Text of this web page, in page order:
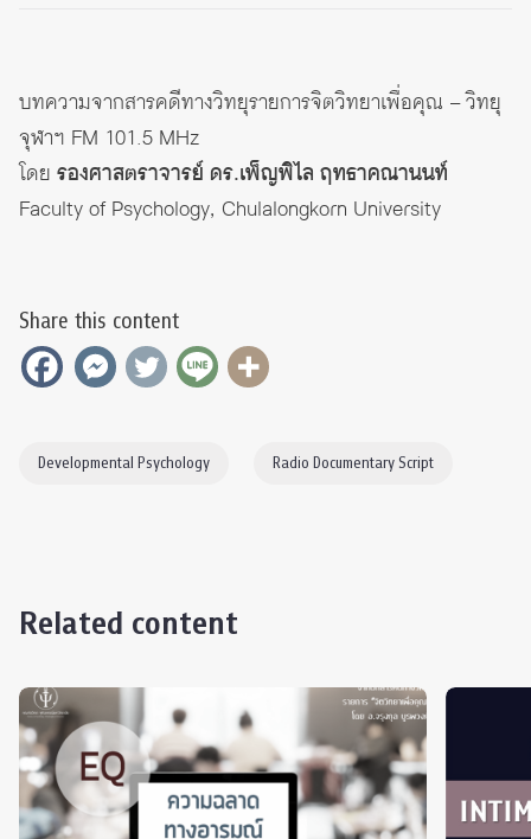
บทความจากสารคดีทางวิทยุรายการจิตวิทยาเพื่อคุณ – วิทยุ
จุฬาฯ FM 101.5 MHz
โดย รองศาสตราจารย์ ดร.เพ็ญพิไล ฤทธาคณานนท์
Faculty of Psychology, Chulalongkorn University
Share this content
Developmental Psychology Radio Documentary Script
Related content